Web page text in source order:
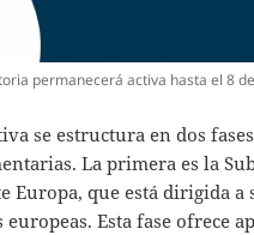
permanecerá activa hasta el 8
se estructura en dos fases
La primera es la
Europa, que está dirigida a
europeas. Esta fase ofrece